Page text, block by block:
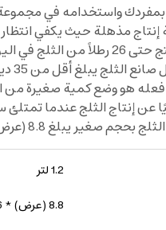
واستخدامه في مجموعة
يكفي انتظار 6-8 دقائق للحصول على كمية من الثلج الطازج.
والمأكولات المثلجة في أي وقت وأي مكان.
مما يجعله مناسبًا للاستخدام حتى في ساعات الليل الأخيرة دون القلق بشأن إزعاج.
وضع كمية صغيرة من الماء أقل من 1.2 لتر
تمتلئ سلة الثلج (أكثر من 1.3 رطل) أو عند انخفاض مستوى الماء، ويقوم
(عرض) * 11.6 (عمق) * 11.4 (ارتفاع) بوصة ووزن يقل عن 14 رطلاً.
1.2 لتر
8.8 (عرض) * 11.6 (عمق) * 11.4 (ارتفاع) بوصة